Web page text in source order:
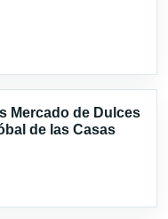
Mercado de Dulces
de las Casas